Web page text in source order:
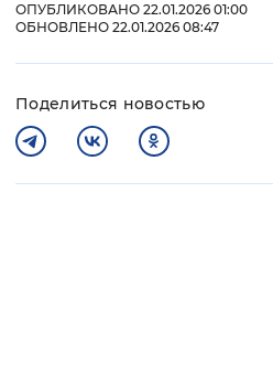
ОПУБЛИКОВАНО 22.01.2026 01:00
ОБНОВЛЕНО 22.01.2026 08:47
Поделиться новостью